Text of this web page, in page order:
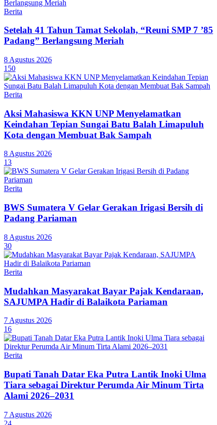
Berita
Setelah 41 Tahun Tamat Sekolah, “Reuni SMP 7 ’85
Padang” Berlangsung Meriah
8 Agustus 2026
150
Berita
Aksi Mahasiswa KKN UNP Menyelamatkan
Keindahan Tepian Sungai Batu Balah Limapuluh
Kota dengan Membuat Bak Sampah
8 Agustus 2026
13
Berita
BWS Sumatera V Gelar Gerakan Irigasi Bersih di
Padang Pariaman
8 Agustus 2026
30
Berita
Mudahkan Masyarakat Bayar Pajak Kendaraan,
SAJUMPA Hadir di Balaikota Pariaman
7 Agustus 2026
16
Berita
Bupati Tanah Datar Eka Putra Lantik Inoki Ulma
Tiara sebagai Direktur Perumda Air Minum Tirta
Alami 2026–2031
7 Agustus 2026
24